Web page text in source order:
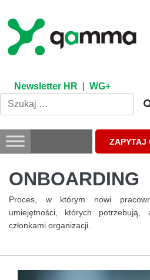
content
Newsletter HR WG+
ZAPYTAJ
ONBOARDING
Proces, w którym nowi
umiejętności, których
członkami organizacji.